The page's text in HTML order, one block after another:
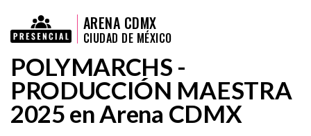
ARENA CDMX
CIUDAD DE MÉXICO
POLYMARCHS -
PRODUCCIÓN MAESTRA
2025 en Arena CDMX